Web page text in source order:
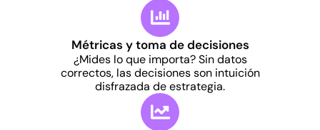
Métricas y toma de decisiones
¿Mides lo que importa? Sin datos
correctos, las decisiones son intuición
disfrazada de estrategia.